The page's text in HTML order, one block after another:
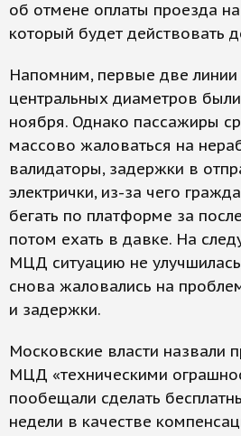
об отмене оплаты проезда
который будет действовать
Напомним, первые две
центральных диаметров
ноября. Однако пассажиры
массово жаловаться на
валидаторы, задержки в
электрички, из-за чего
бегать по платформе за
потом ехать в давке. На
МЦД ситуацию не
снова жаловались на
и задержки.
Московские власти назвали
МЦД «техническими
пообещали сделать
недели в качестве